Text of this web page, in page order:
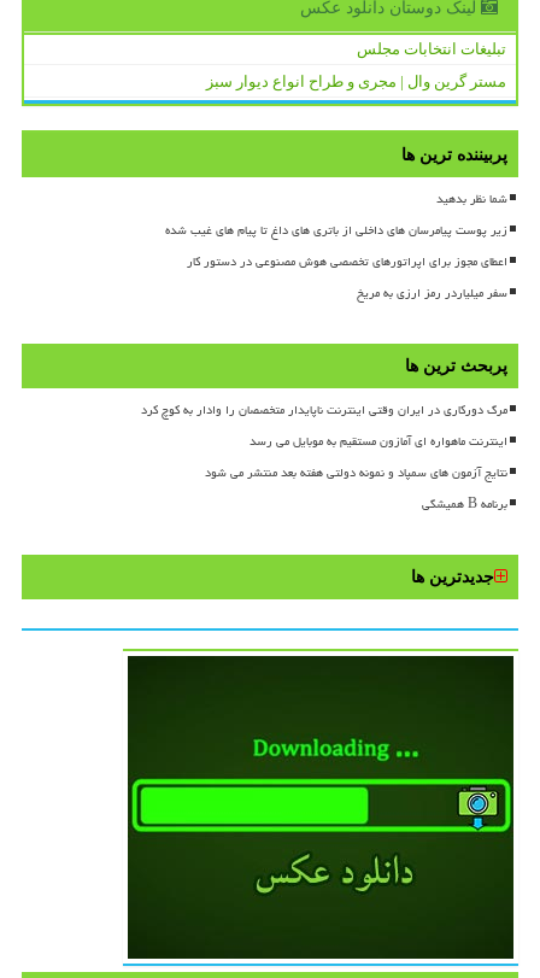
لینک دوستان دانلود عكس
تبلیغات انتخابات مجلس
مستر گرین وال | مجری و طراح انواع دیوار سبز
پربیننده ترین ها
شما نظر بدهید
زیر پوست پیامرسان های داخلی از باتری های داغ تا پیام های غیب شده
اعطای مجوز برای اپراتورهای تخصصی هوش مصنوعی در دستور کار
سفر میلیاردر رمز ارزی به مریخ
پربحث ترین ها
مرگ دورکاری در ایران وقتی اینترنت ناپایدار متخصصان را وادار به کوچ کرد
اینترنت ماهواره ای آمازون مستقیم به موبایل می رسد
نتایج آزمون های سمپاد و نمونه دولتی هفته بعد منتشر می شود
برنامه B همیشگی
جدیدترین ها